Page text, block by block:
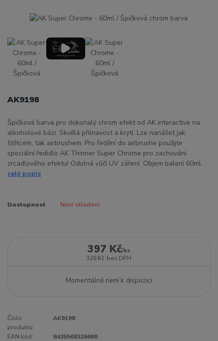
AK9198
Špičková barva pro dokonalý chrom efekt od AK interactive na
alkoholové bázi. Skvělá přilnavost a krytí. Lze nanášet jak
štětcem, tak airbrushem. Pro ředění do airbrushe použijte
speciální ředidlo AK Thinner Super Chrome pro zachování
zrcadlového efektu! Odolná vůči UV záření. Objem balení 60ml.
celý popis
Dostupnost Není skladem
397 Kč/ks
328 Kč bez DPH
Momentálně není k dispozici
Číslo
produktu:
AK9198
EAN kód:
8435568326668